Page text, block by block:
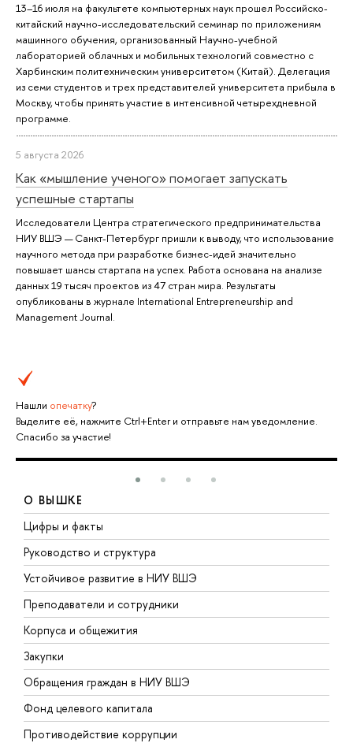
13–16 июля на факультете компьютерных наук прошел Российско-
китайский научно-исследовательский семинар по приложениям
машинного обучения, организованный Научно-учебной
лабораторией облачных и мобильных технологий совместно с
Харбинским политехническим университетом (Китай). Делегация
из семи студентов и трех представителей университета прибыла в
Москву, чтобы принять участие в интенсивной четырехдневной
программе.
5 августа 2026
Как «мышление ученого» помогает запускать
успешные стартапы
Исследователи Центра стратегического предпринимательства
НИУ ВШЭ — Санкт-Петербург пришли к выводу, что использование
научного метода при разработке бизнес-идей значительно
повышает шансы стартапа на успех. Работа основана на анализе
данных 19 тысяч проектов из 47 стран мира. Результаты
опубликованы в журнале International Entrepreneurship and
Management Journal.
Нашли опечатку?
Выделите её, нажмите Ctrl+Enter и отправьте нам уведомление.
Спасибо за участие!
О ВЫШКЕ
Цифры и факты
Руководство и структура
Устойчивое развитие в НИУ ВШЭ
Преподаватели и сотрудники
Корпуса и общежития
Закупки
Обращения граждан в НИУ ВШЭ
Фонд целевого капитала
Противодействие коррупции